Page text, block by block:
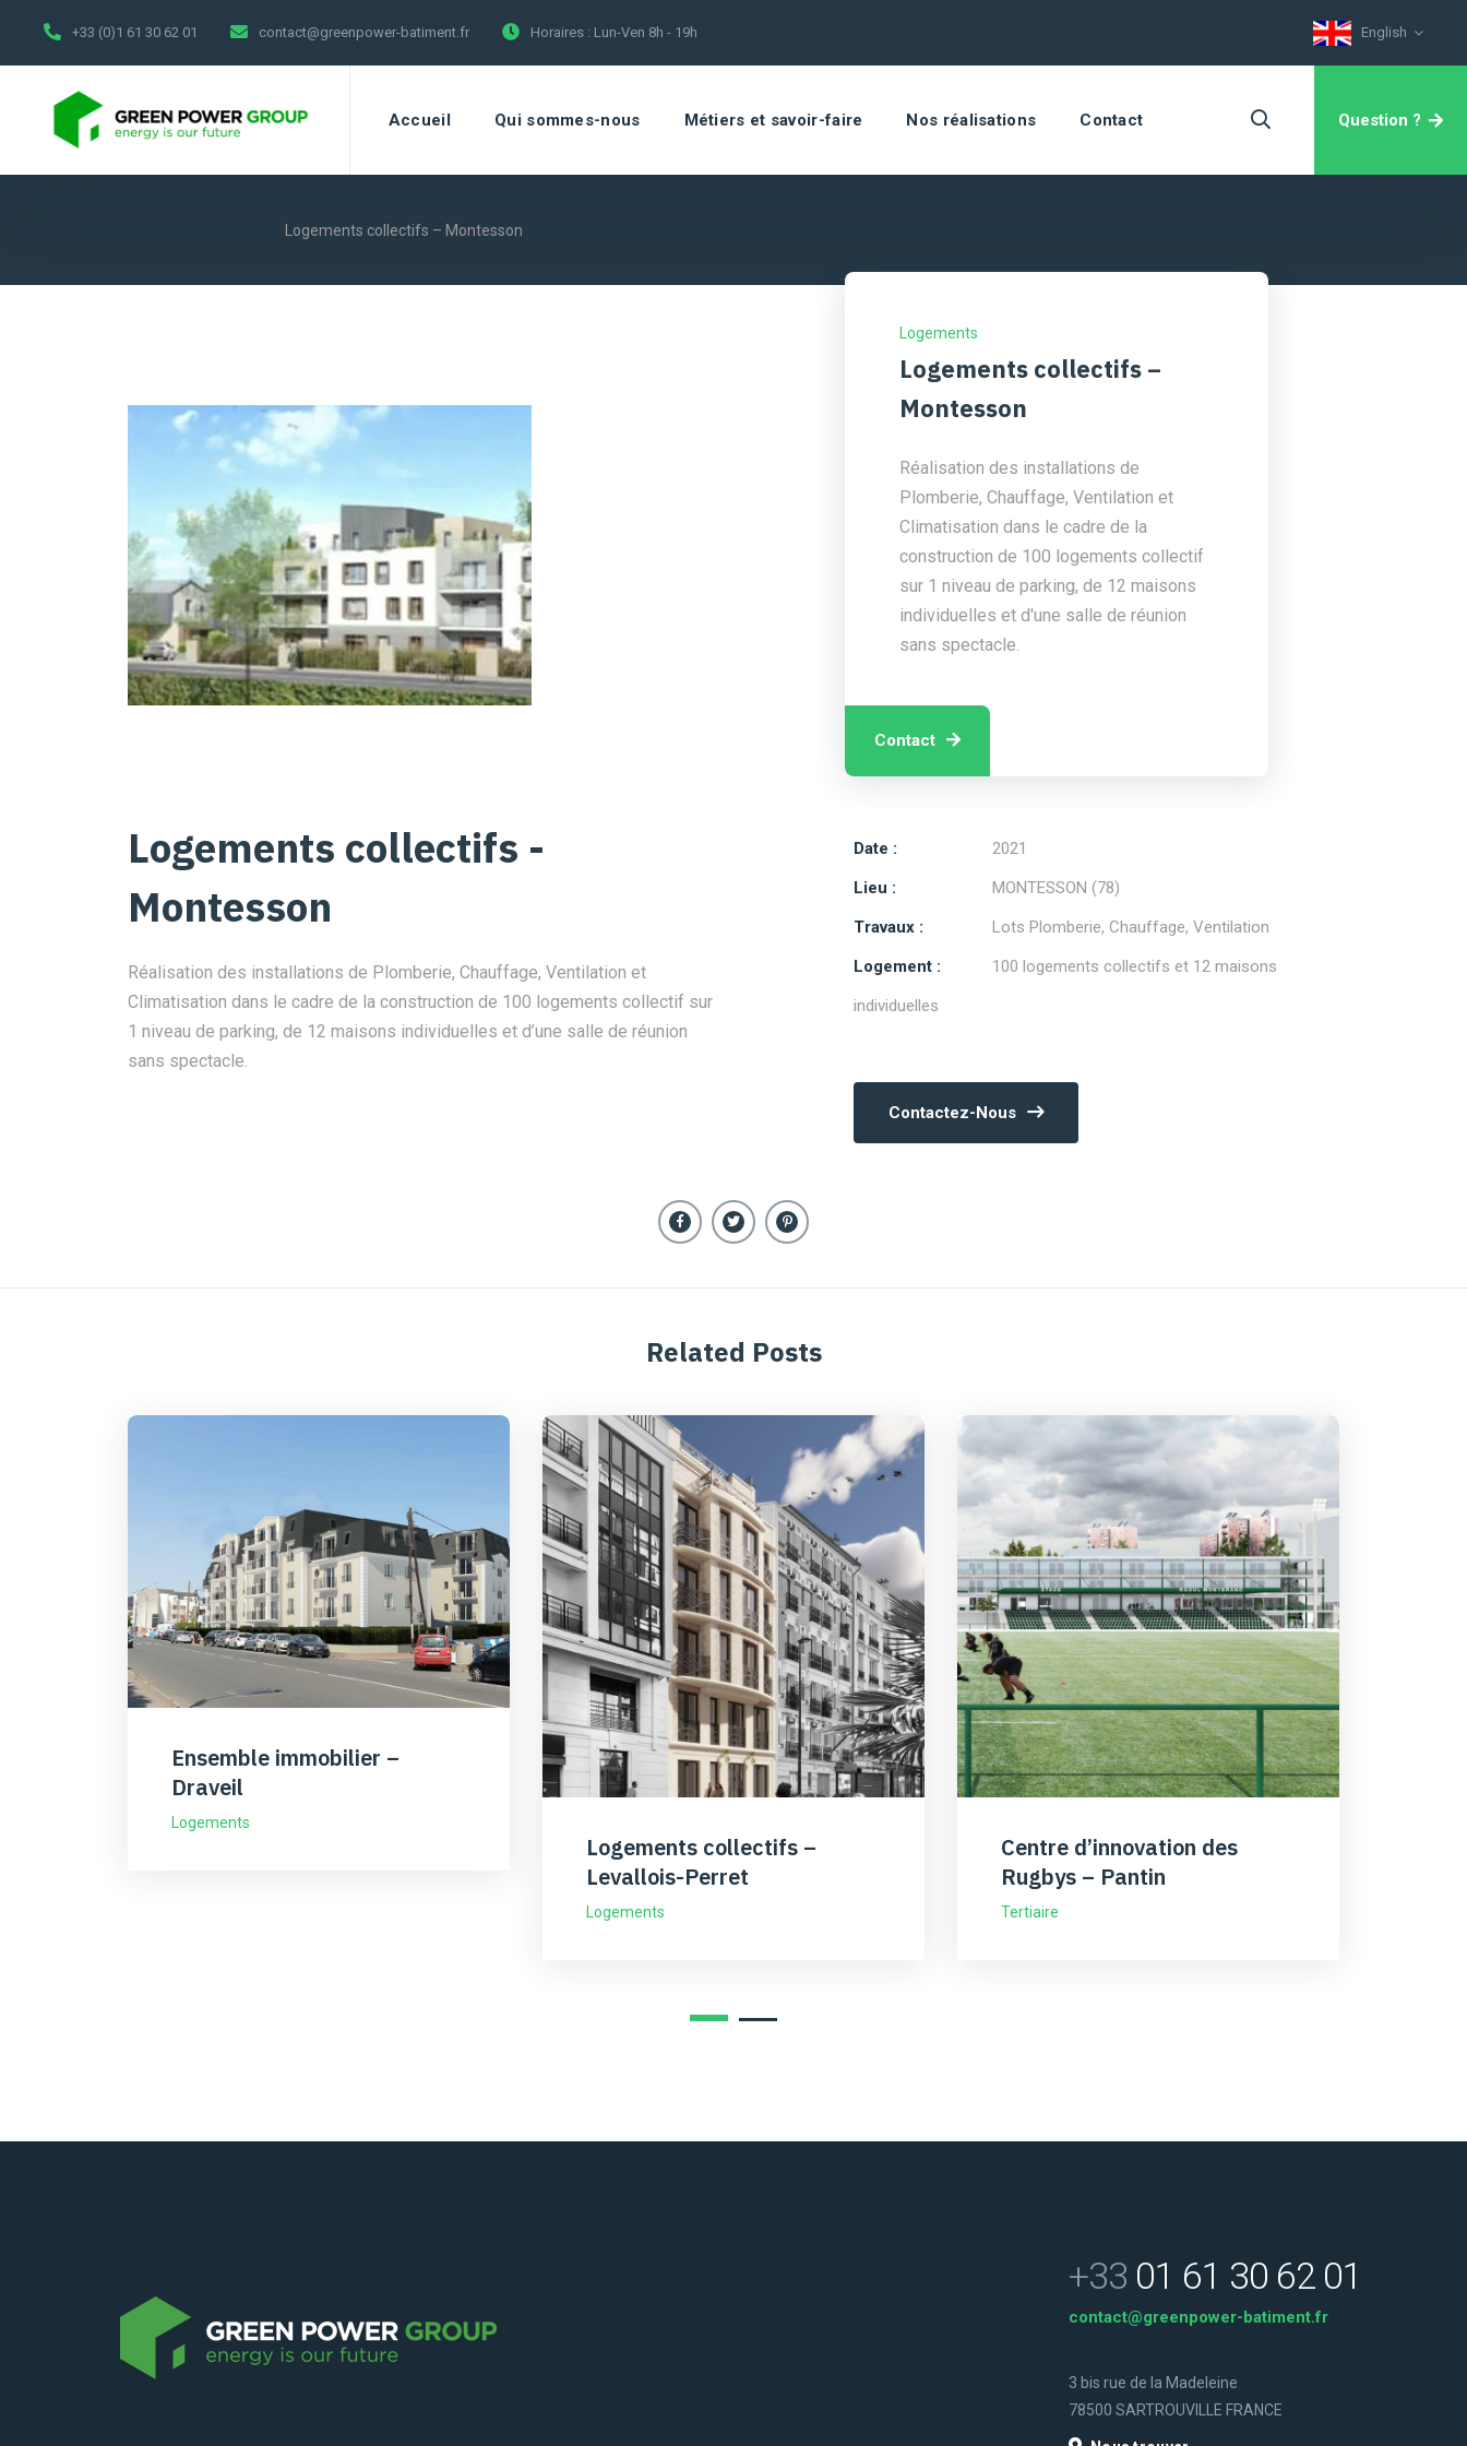
+33 (0)1 61 30 62 01 contact@greenpower-batiment.fr Horaires : Lun-Ven 8h - 19h English
Accueil Qui sommes-nous Métiers et savoir-faire Nos réalisations Contact Question ?
Logements collectifs – Montesson
Logements
Logements collectifs –
Montesson
Réalisation des installations de
Plomberie, Chauffage, Ventilation et
Climatisation dans le cadre de la
construction de 100 logements collectif
sur 1 niveau de parking, de 12 maisons
individuelles et d'une salle de réunion
sans spectacle.
Contact
Logements collectifs -
Montesson
Réalisation des installations de Plomberie, Chauffage, Ventilation et
Climatisation dans le cadre de la construction de 100 logements collectif sur
1 niveau de parking, de 12 maisons individuelles et d’une salle de réunion
sans spectacle.
Date :
2021
Lieu :
MONTESSON (78)
Travaux :
Lots Plomberie, Chauffage, Ventilation
Logement :
100 logements collectifs et 12 maisons
individuelles
Contactez-Nous
Related Posts
Ensemble immobilier –
Draveil
Logements
Logements collectifs –
Levallois-Perret
Logements
Centre d’innovation des
Rugbys – Pantin
Tertiaire
+33 01 61 30 62 01
contact@greenpower-batiment.fr
3 bis rue de la Madeleine
78500 SARTROUVILLE FRANCE